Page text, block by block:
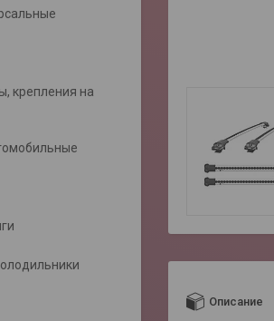
Описание
крепления на